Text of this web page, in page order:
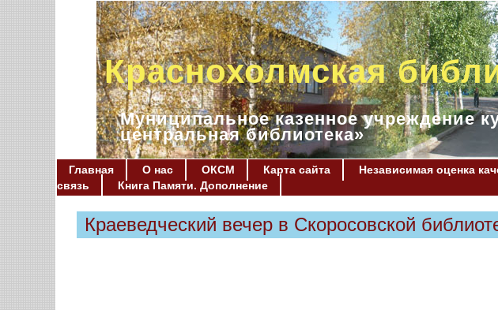
Краснохолмская
Муниципальное казенное учреждение
центральная библиотека»
Главная О нас ОКСМ Карта сайта Независимая оценка
связь
Книга Памяти. Дополнение
Краеведческий вечер в Скоросовской